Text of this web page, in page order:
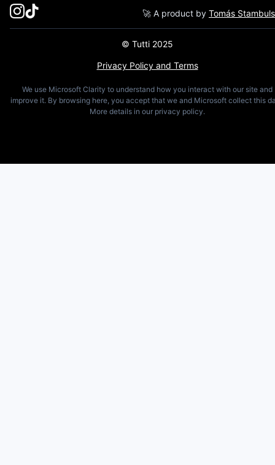
🚀 A product by Tomás
© Tutti 2025
Privacy Policy and Terms
We use Microsoft Clarity to understand how you interact with our site and
improve it. By browsing here, you accept that we and Microsoft collect this
More details in our privacy policy.